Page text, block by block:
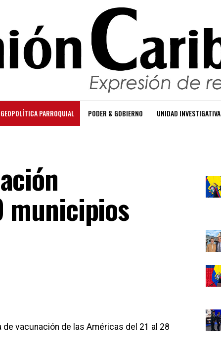
GEOPOLÍTICA PARROQUIAL PODER & GOBIERNO UNIDAD INVESTIGATIVA
municipios
vacunación de las Américas del 21 al 28